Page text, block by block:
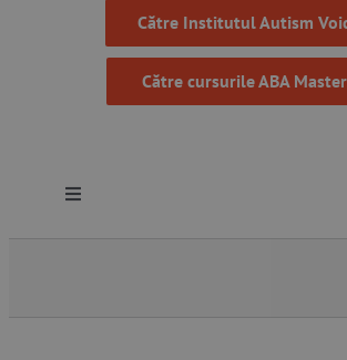
Către Institutul Autism
Către cursurile ABA
Toggle